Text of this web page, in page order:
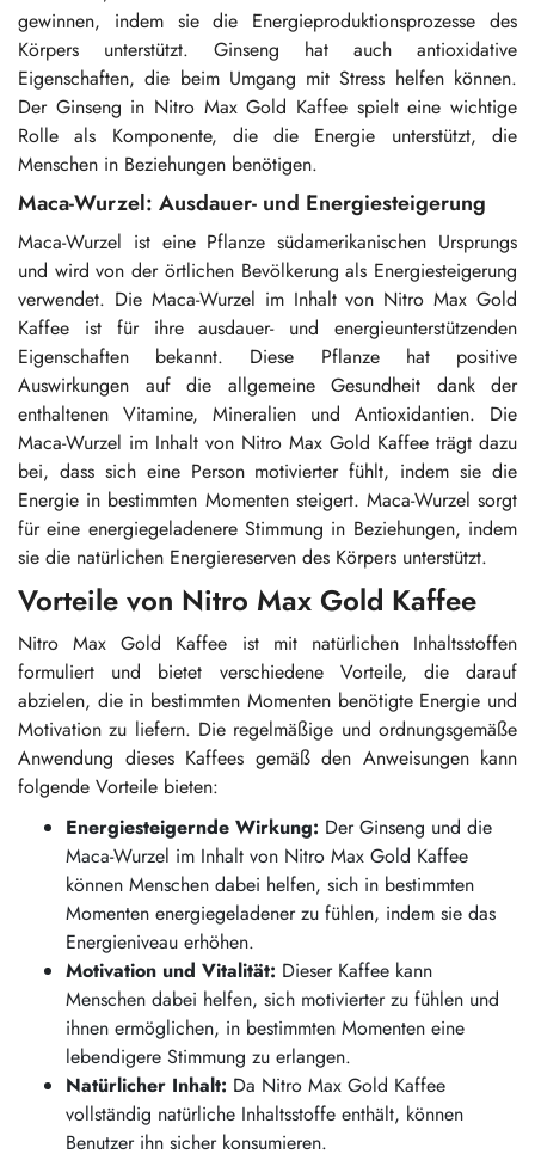
gewinnen, indem sie die Energieproduktionsprozesse des
Körpers unterstützt. Ginseng hat auch antioxidative
Eigenschaften, die beim Umgang mit Stress helfen können.
Der Ginseng in Nitro Max Gold Kaffee spielt eine wichtige
Rolle als Komponente, die die Energie unterstützt, die
Menschen in Beziehungen benötigen.
Maca-Wurzel: Ausdauer- und Energiesteigerung
Maca-Wurzel ist eine Pflanze südamerikanischen Ursprungs
und wird von der örtlichen Bevölkerung als Energiesteigerung
verwendet. Die Maca-Wurzel im Inhalt von Nitro Max Gold
Kaffee ist für ihre ausdauer- und energieunterstützenden
Eigenschaften bekannt. Diese Pflanze hat positive
Auswirkungen auf die allgemeine Gesundheit dank der
enthaltenen Vitamine, Mineralien und Antioxidantien. Die
Maca-Wurzel im Inhalt von Nitro Max Gold Kaffee trägt dazu
bei, dass sich eine Person motivierter fühlt, indem sie die
Energie in bestimmten Momenten steigert. Maca-Wurzel sorgt
für eine energiegeladenere Stimmung in Beziehungen, indem
sie die natürlichen Energiereserven des Körpers unterstützt.
Vorteile von Nitro Max Gold Kaffee
Nitro Max Gold Kaffee ist mit natürlichen Inhaltsstoffen
formuliert und bietet verschiedene Vorteile, die darauf
abzielen, die in bestimmten Momenten benötigte Energie und
Motivation zu liefern. Die regelmäßige und ordnungsgemäße
Anwendung dieses Kaffees gemäß den Anweisungen kann
folgende Vorteile bieten:
Energiesteigernde Wirkung: Der Ginseng und die
Maca-Wurzel im Inhalt von Nitro Max Gold Kaffee
können Menschen dabei helfen, sich in bestimmten
Momenten energiegeladener zu fühlen, indem sie das
Energieniveau erhöhen.
Motivation und Vitalität: Dieser Kaffee kann
Menschen dabei helfen, sich motivierter zu fühlen und
ihnen ermöglichen, in bestimmten Momenten eine
lebendigere Stimmung zu erlangen.
Natürlicher Inhalt: Da Nitro Max Gold Kaffee
vollständig natürliche Inhaltsstoffe enthält, können
Benutzer ihn sicher konsumieren.